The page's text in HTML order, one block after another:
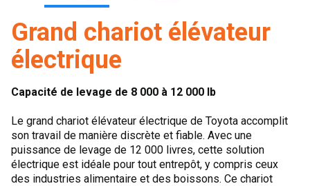
Grand chariot élévateur
électrique
Capacité de levage de 8 000 à 12 000 lb
Le grand chariot élévateur électrique de Toyota accomplit
son travail de manière discrète et fiable. Avec une
puissance de levage de 12 000 livres, cette solution
électrique est idéale pour tout entrepôt, y compris ceux
des industries alimentaire et des boissons. Ce chariot